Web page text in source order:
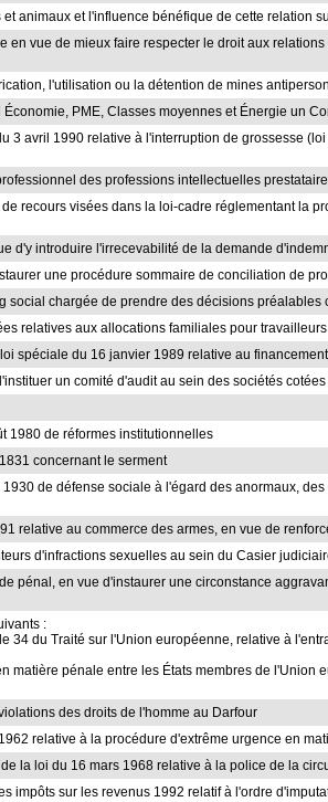
animaux et l'influence bénéfique de cette relation
vue de mieux faire respecter le droit aux
l'utilisation ou la détention de mines
PME, Classes moyennes et Énergie un
3 avril 1990 relative à l'interruption de grossesse
des professions intellectuelles
recours visées dans la loi-cadre réglementant la
d'y introduire l'irrecevabilité de la demande
une procédure sommaire de conciliation de
social chargée de prendre des décisions
relatives aux allocations familiales pour
spéciale du 16 janvier 1989 relative au
un comité d'audit au sein des sociétés
1980 de réformes institutionnelles
concernant le serment
de défense sociale à l'égard des anormaux,
relative au commerce des armes, en vue de
d'infractions sexuelles au sein du Casier
pénal, en vue d'instaurer une circonstance
:
34 du Traité sur l'Union européenne, relative à
matière pénale entre les États membres de
des droits de l'homme au Darfour
relative à la procédure d'extrême urgence en
la loi du 16 mars 1968 relative à la police de la
impôts sur les revenus 1992 relatif à l'ordre